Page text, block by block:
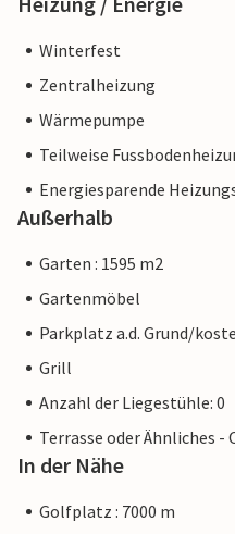
Winterfest
Zentralheizung
Wärmepumpe
Teilweise
Energiesparende
Außerhalb
Garten : 1595 m2
Gartenmöbel
Parkplatz a.d. Grund/
Grill
Anzahl der Liegestühle: 0
Terrasse oder Ähnliches -
In der Nähe
Golfplatz : 7000 m